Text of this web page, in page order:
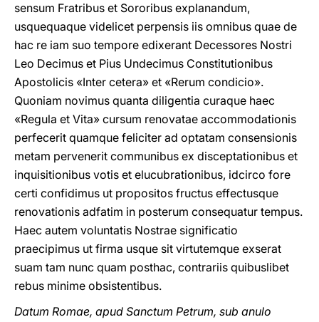
sensum Fratribus et Sororibus explanandum,
usquequaque videlicet perpensis iis omnibus quae de
hac re iam suo tempore edixerant Decessores Nostri
Leo Decimus et Pius Undecimus Constitutionibus
Apostolicis «Inter cetera» et «Rerum condicio».
Quoniam novimus quanta diligentia curaque haec
«Regula et Vita» cursum renovatae accommodationis
perfecerit quamque feliciter ad optatam consensionis
metam pervenerit communibus ex disceptationibus et
inquisitionibus votis et elucubrationibus, idcirco fore
certi confidimus ut propositos fructus effectusque
renovationis adfatim in posterum consequatur tempus.
Haec autem voluntatis Nostrae significatio
praecipimus ut firma usque sit virtutemque exserat
suam tam nunc quam posthac, contrariis quibuslibet
rebus minime obsistentibus.
Datum Romae, apud Sanctum Petrum, sub anulo